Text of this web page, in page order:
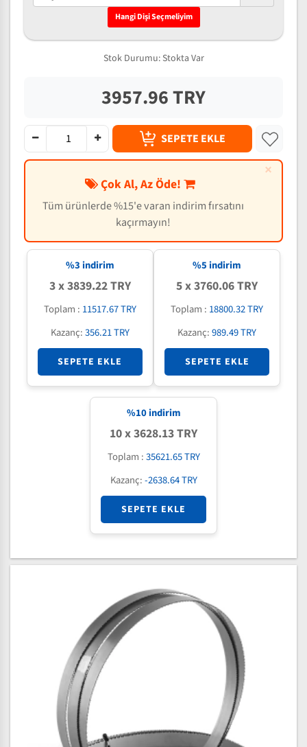
Hangi Dişi Seçmeliyim
Stok Durumu: Stokta Var
3957.96 TRY
SEPETE EKLE
×
Çok Al, Az Öde!
Tüm ürünlerde %15'e varan indirim fırsatını
kaçırmayın!
%3 indirim
3 x 3839.22 TRY
Toplam : 11517.67 TRY
Kazanç:356.21 TRY
SEPETE EKLE
%5 indirim
5 x 3760.06 TRY
Toplam : 18800.32 TRY
Kazanç:989.49 TRY
SEPETE EKLE
%10indirim
10 x 3628.13 TRY
Toplam :35621.65 TRY
Kazanç:-2638.64 TRY
SEPETE EKLE